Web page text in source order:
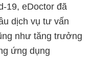
19, eDoctor đã
dịch vụ tư vấn
như tăng trưởng
ứng dụng